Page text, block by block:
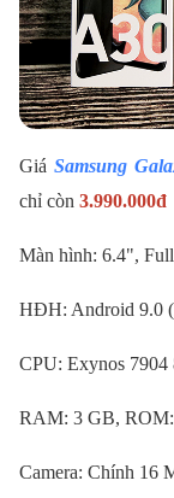
GiáSamsung
chỉ còn 3.990.000đ
Màn hình: 6.4",
HĐH: Android 9.0
CPU: Exynos 7904
RAM: 3 GB,
Camera: Chính 16